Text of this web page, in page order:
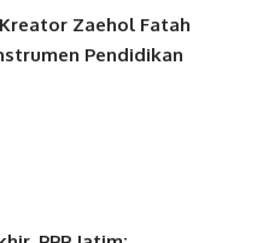
Kreator Zaehol Fatah
Pendidikan